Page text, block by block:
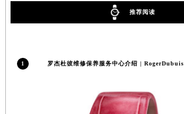
推荐阅读
1 罗杰杜彼维修保养服务中心介绍 | RogerDubuis